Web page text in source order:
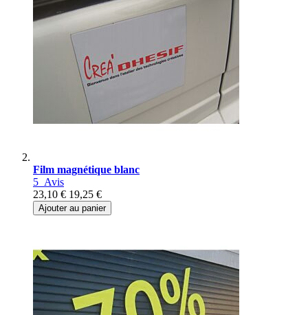
Film magnétique blanc
5 Avis
23,10 € 19,25 €
Ajouter au panier